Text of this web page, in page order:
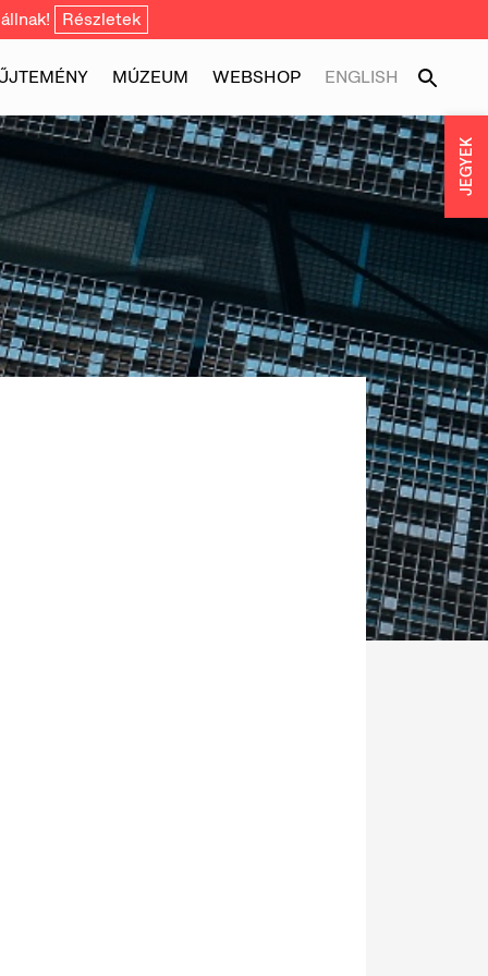
Részletek
MÚZEUM WEBSHOP ENGLISH
JEGYEK